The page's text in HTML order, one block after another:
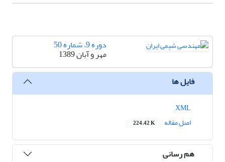
دوره 9، شماره 50
مهر و آبان 1389
فایل ها
اصل مقاله
224.42 K
هم رسانی